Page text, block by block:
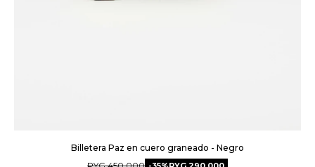
Billetera Paz en cuero graneado - Negro